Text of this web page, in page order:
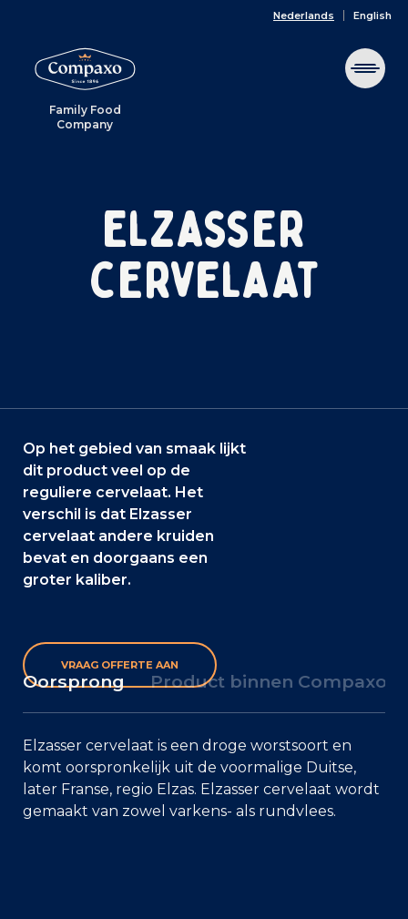
Family Food
Company
Nederlands English
Elzasser
cervelaat
Op het gebied van smaak lijkt
dit product veel op de
reguliere cervelaat. Het
verschil is dat Elzasser
cervelaat andere kruiden
bevat en doorgaans een
groter kaliber.
VRAAG OFFERTE AAN
Oorsprong Product binnen Compaxo
Elzasser cervelaat is een droge worstsoort en
komt oorspronkelijk uit de voormalige Duitse,
later Franse, regio Elzas. Elzasser cervelaat wordt
gemaakt van zowel varkens- als rundvlees.